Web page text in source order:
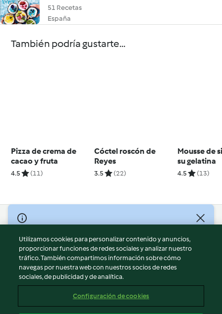
51 Recetas
España
También podría gustarte...
Pizza de crema de
cacao y fruta
4.5 (11)
Cóctel roscón de
Reyes
3.5 (22)
Mousse de
su gelatina
4.5 (13)
© Copyright 2026
Términos de uso
Política de privacidad
Aviso legal
Información legal
Reportar contenido
Utilizamos cookies para personalizar contenido y anuncios,
proporcionar funciones de redes sociales y analizar nuestro
tráfico. También compartimos información sobre cómo
navegas por nuestra web con nuestros socios de redes
sociales, de publicidad y de analítica.
Configuración de cookies